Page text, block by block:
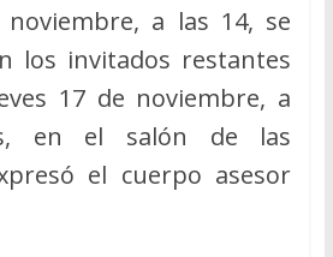
a las 14, se
los invitados restantes
17 de noviembre, a
en el salón de las
el cuerpo asesor